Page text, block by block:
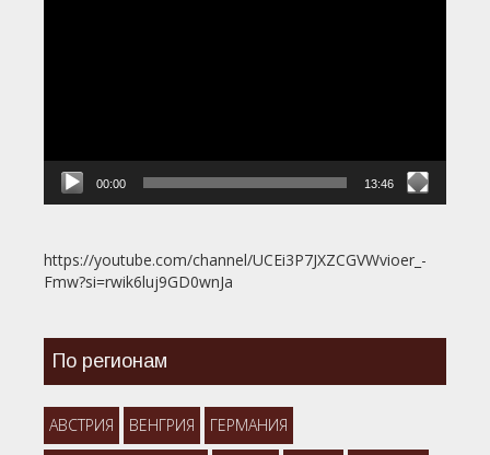
00:00 13:46
https://youtube.com/channel/UCEi3P7JXZCGVWvioer_-
Fmw?si=rwik6luj9GD0wnJa
По регионам
АВСТРИЯ ВЕНГРИЯ ГЕРМАНИЯ